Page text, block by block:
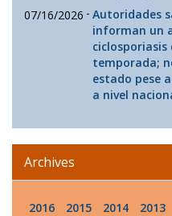
07/16/2026 - Autoridades
informan un
temporada;
estado pese
a nivel
Archives
2016 2015 2014 2013